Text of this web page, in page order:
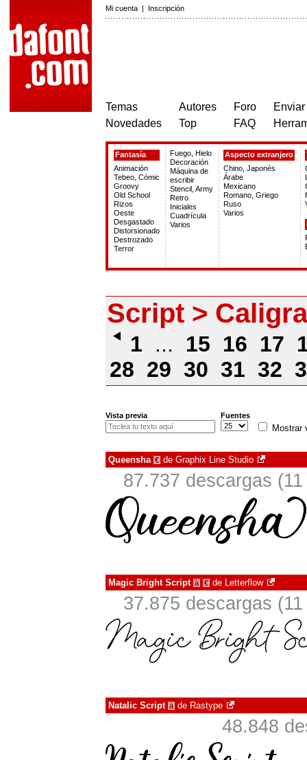
Mi cuenta | Inscripción
Temas
Novedades
Autores
Top
Foro
FAQ
Fantasía
Animación
Tebeo, Cómic
Groovy
Old School
Rizos
Oeste
Desgastado
Distorsionado
Destrozado
Terror
Fuego, Hielo
Decoración
Máquina de
escribir
Stencil, Army
Retro
Iniciales
Cuadrícula
Varios
Aspecto extranjero
Chino, Japonés
Árabe
Mexicano
Romano, Griego
Ruso
Varios
Script >
1 ... 15 16 17
28 29 30 31 32
Vista previa Fuentes
Mostrar
Queensha € de Graphix Line Studio
87.737 descargas
Magic Bright Script à € de Letterflow
37.875 descargas
Natalic Script à de Rastype
48.848